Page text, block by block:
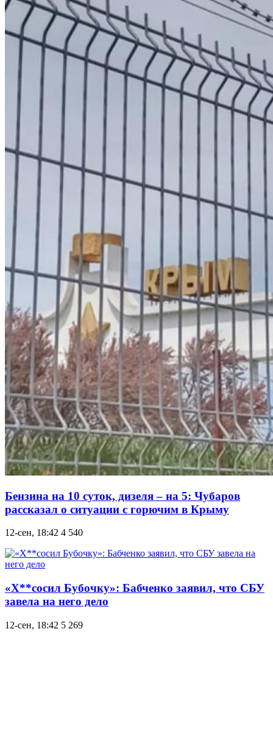
Бензина на 10 суток, дизеля – на 5: Чубаров
рассказал о ситуации с горючим в Крыму
12-сен, 18:42 4 540
«Х**сосил Бубочку»: Бабченко заявил, что СБУ
завела на него дело
12-сен, 18:42 5 269